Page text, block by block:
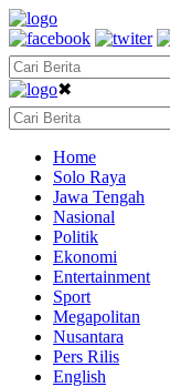
✖
Home
Solo Raya
Jawa Tengah
Nasional
Politik
Ekonomi
Entertainment
Sport
Megapolitan
Nusantara
Pers Rilis
English